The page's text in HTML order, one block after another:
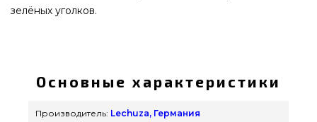
зелёных уголков.
производителя Lechuza, Германия по лучшей
цене всего 1 349 грн. в онлайн каталоге
брендовых грилей GrillPoint. Взгляните и купите
Основные характеристики
Производитель: Lechuza, Германия